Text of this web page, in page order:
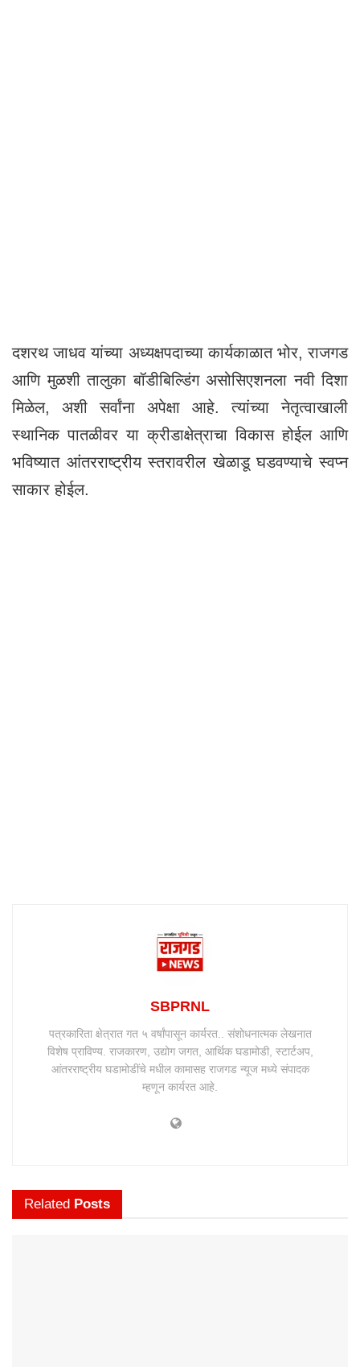
दशरथ जाधव यांच्या अध्यक्षपदाच्या कार्यकाळात भोर, राजगड
आणि मुळशी तालुका बॉडीबिल्डिंग असोसिएशनला नवी दिशा
मिळेल, अशी सर्वांना अपेक्षा आहे. त्यांच्या नेतृत्वाखाली
स्थानिक पातळीवर या क्रीडाक्षेत्राचा विकास होईल आणि
भविष्यात आंतरराष्ट्रीय स्तरावरील खेळाडू घडवण्याचे स्वप्न
साकार होईल.
SBPRNL
पत्रकारिता क्षेत्रात गत ५ वर्षांपासून कार्यरत.. संशोधनात्मक लेखनात
विशेष प्राविण्य. राजकारण, उद्योग जगत, आर्थिक घडामोडी, स्टार्टअप,
आंतरराष्ट्रीय घडामोडींचे मधील कामासह राजगड न्यूज मध्ये संपादक
म्हणून कार्यरत आहे.
Related Posts